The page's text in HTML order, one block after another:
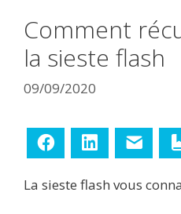
Comment
la sieste flash
09/09/2020
Facebook LinkedIn
La sieste flash vous